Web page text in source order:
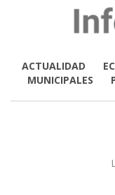
ACTUALIDAD
MUNICIPALES